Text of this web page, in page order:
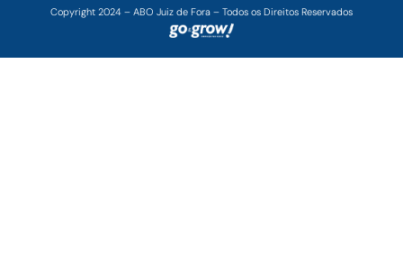
Copyright 2024 – ABO Juiz de Fora – Todos os Direitos Reservados